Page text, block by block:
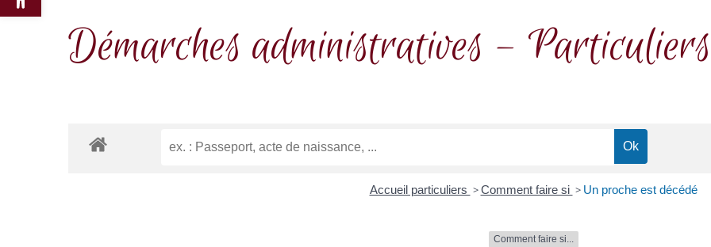
Démarches administratives – Particuliers
Accueil particuliers > Comment faire si > Un proche est décédé
Comment faire si...